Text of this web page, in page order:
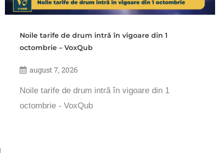
Noile tarife de drum intră în vigoare din 1
octombrie – VoxQub
august 7, 2026
Noile tarife de drum intră în vigoare din 1
octombrie - VoxQub